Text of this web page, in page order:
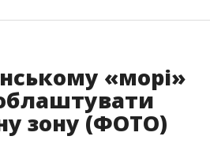
«морі»
зону (ФОТО)